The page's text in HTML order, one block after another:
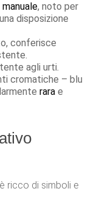
, noto per
disposizione
conferisce
agli urti.
cromatiche – blu
rara e
ricco di simboli e